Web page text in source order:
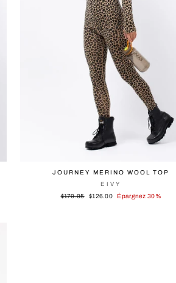
JOURNEY MERINO WOOL TOP
EIVY
Prix
$179.95
Prix
$126.00 Épargnez 30%